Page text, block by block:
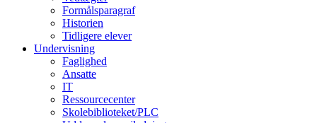
Formålsparagraf
Historien
Tidligere elever
Undervisning
Faglighed
Ansatte
IT
Ressourcecenter
Skolebiblioteket/PLC